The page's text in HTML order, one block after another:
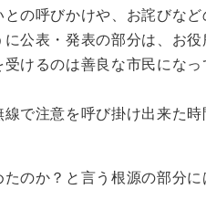
の呼びかけや、お詫びなど
公表・発表の部分は、お
けるのは善良な市民にな
で注意を呼び掛け出来た
のか？と言う根源の部分